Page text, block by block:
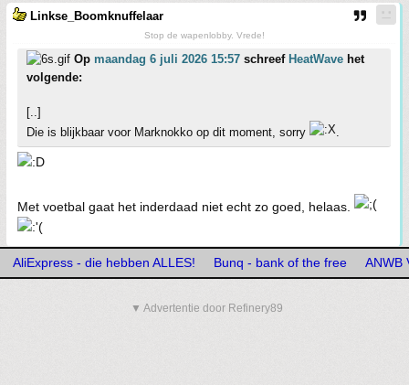
Linkse_Boomknuffelaar
Stop de wapenlobby. Vrede!
Op maandag 6 juli 2026 15:57 schreef HeatWave het
volgende:
[..]
Die is blijkbaar voor Marknokko op dit moment, sorry
.
Met voetbal gaat het inderdaad niet echt zo goed, helaas.
AliExpress - die hebben ALLES! Bunq - bank of the free ANWB
▼ Advertentie door Refinery89